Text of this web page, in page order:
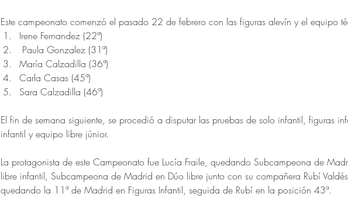
Este campeonato comenzó el pasado 22 de febrero con las figuras alevín y el equipo
Irene Fernandez (22ª)
Paula Gonzalez (31ª)
María Calzadilla (36ª)
Carla Casas (45ª)
Sara Calzadilla (46ª)
El fin de semana siguiente, se procedió a disputar las pruebas de solo infantil, figuras
infantil y equipo libre júnior.
La protagonista de este Campeonato fue Lucía Fraile, quedando Subcampeona de
libre infantil, Subcampeona de Madrid en Dúo libre junto con su compañera Rubí
quedando la 11ª de Madrid en Figuras Infantil, seguida de Rubí en la posición 43ª.